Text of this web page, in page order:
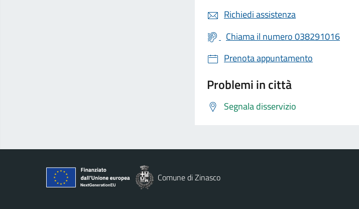
Richiedi assistenza
Chiama il numero 038291016
Prenota appuntamento
Problemi in città
Segnala disservizio
Comune di Zinasco